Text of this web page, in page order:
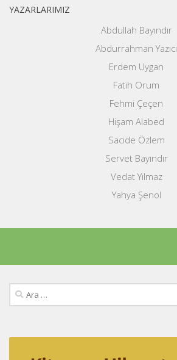
YAZARLARIMIZ
Abdullah Bayındır
Abdurrahman Yazıcı
Erdem Uygan
Fatih Orum
Fehmi Çeçen
Hişam Alabed
Sacide Özlem
Servet Bayındır
Vedat Yılmaz
Yahya Şenol
Arama: